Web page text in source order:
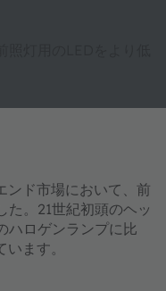
ンド市場において、前
た。21世紀初頭のヘッ
ハロゲンランプに比
ます。